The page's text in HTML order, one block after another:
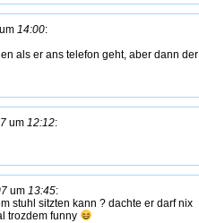
um 14:00:
als er ans telefon geht, aber dann der
um 12:12:
um 13:45:
stuhl sitzten kann ? dachte er darf nix
trozdem funny